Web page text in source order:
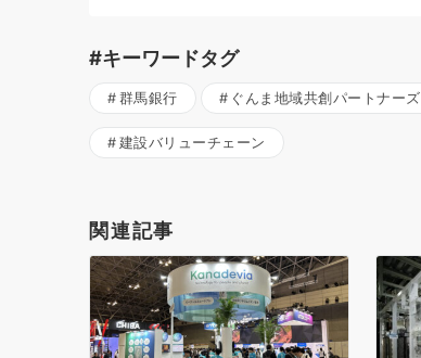
#キーワードタグ
群馬銀行 ぐんま地域共創パートナーズ
建設バリューチェーン
関連記事